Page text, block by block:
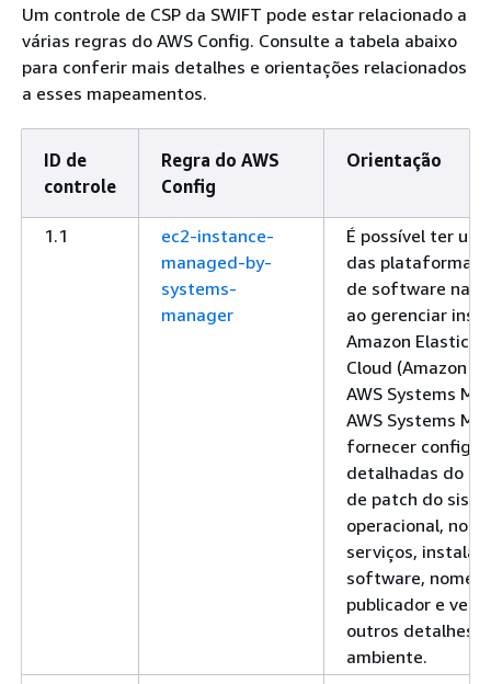
Um controle de CSP da SWIFT pode estar relacionado a
várias regras do AWS Config. Consulte a tabela abaixo
para conferir mais detalhes e orientações relacionados
a esses mapeamentos.
ID de
controle
Regra do AWS
Config
Orientação
1.1
ec2-instance-
managed-by-
systems-
manager
É possível ter
das plataformas
de software na
ao gerenciar
Amazon Elastic
Cloud (Amazon
AWS Systems
AWS Systems
fornecer
detalhadas do
de patch do
operacional,
serviços,
software, nome
publicador e
outros detalhes
ambiente.